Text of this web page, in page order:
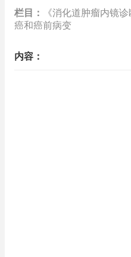
栏目：
《消化道肿瘤内镜
癌和癌前病变
内容：